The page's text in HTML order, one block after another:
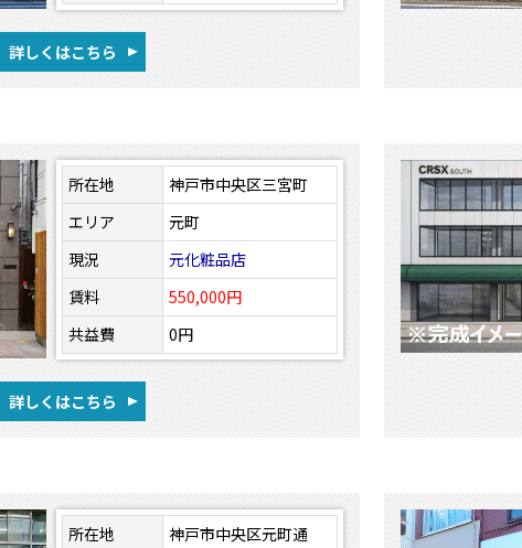
詳しくはこちら
所在地
神戸市中央区三宮町
エリア
元町
現況
元化粧品店
賃料
550,000円
共益費
0円
詳しくはこちら
所在地
神戸市中央区元町通